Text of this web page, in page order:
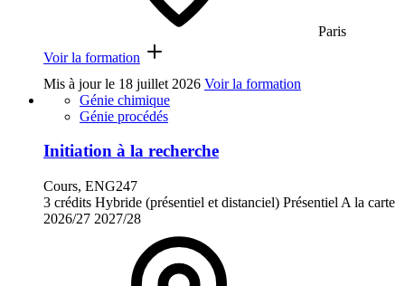
Paris
Voir la formation
Mis à jour le 18 juillet 2026 Voir la formation
Génie chimique
Génie procédés
Initiation à la recherche
Cours, ENG247
3 crédits Hybride (présentiel et distanciel) Présentiel A la carte
2026/27 2027/28